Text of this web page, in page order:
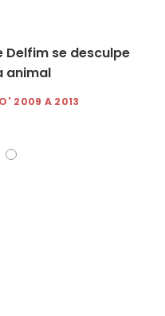
Delfim se desculpe
animal
2009 A 2013